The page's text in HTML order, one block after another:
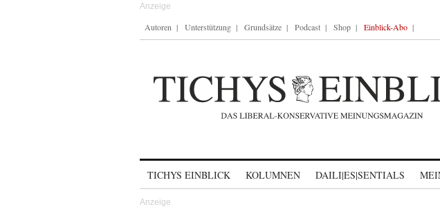
Autoren Unterstützung Grundsätze Podcast Shop Einblick-Abo
TICHYS EINBLICK KOLUMNEN DAILI|ES|SENTIALS